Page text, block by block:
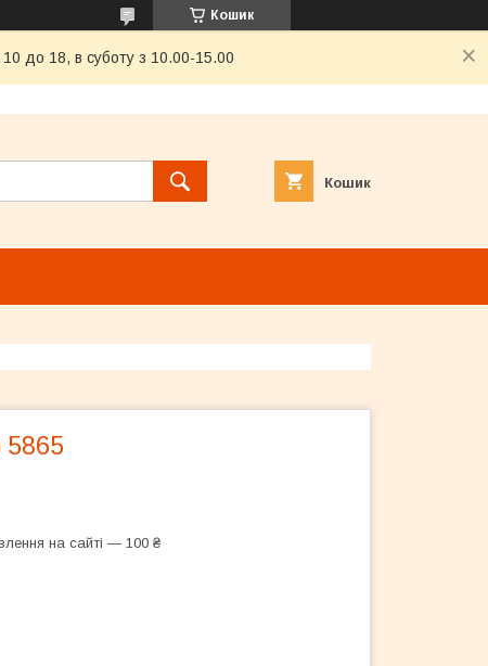
Кошик
до 18, в суботу з 10.00-15.00
Кошик
5865
на сайті — 100 ₴